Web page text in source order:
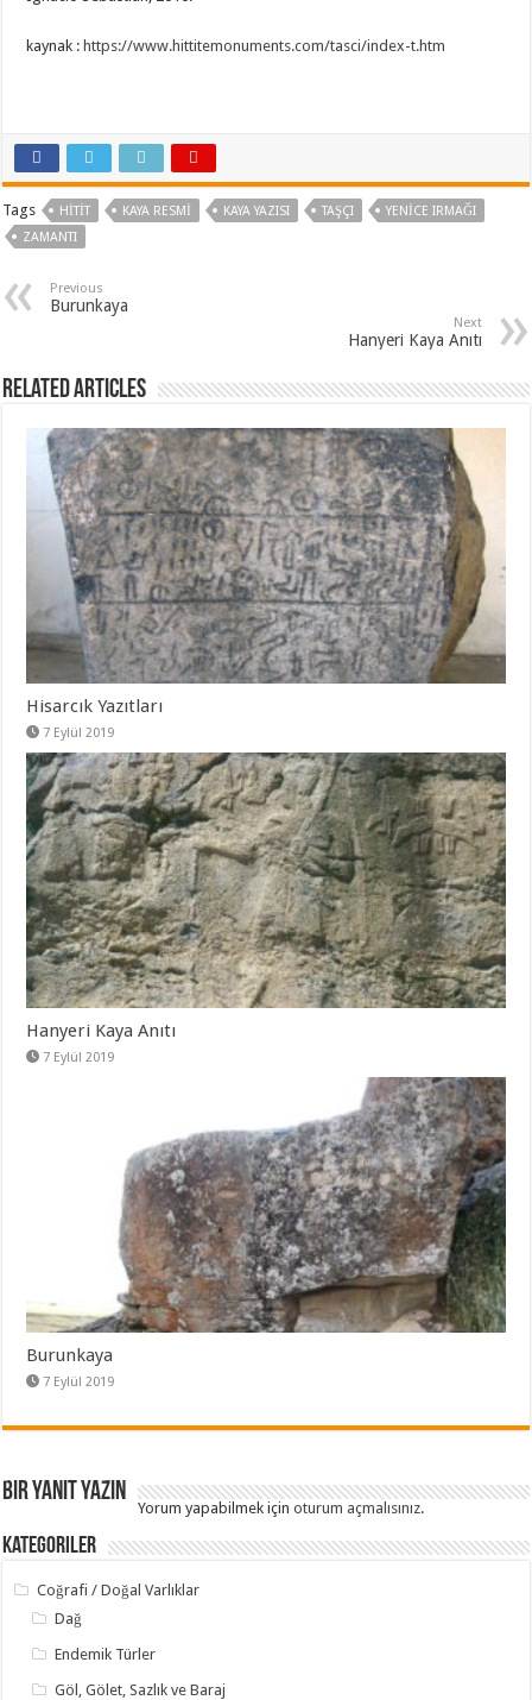
kaynak : https://www.hittitemonuments.com/tasci/index-t.htm
Tags HITIT KAYA RESMI KAYA YAZISI TAŞÇI
YENICE IRMAĞI
ZAMANTI
Previous
Burunkaya
Next
Hanyeri Kaya Anıtı
Related Articles
Hisarcık Yazıtları
7 Eylül 2019
Hanyeri Kaya Anıtı
7 Eylül 2019
Burunkaya
7 Eylül 2019
Bir yanıt yazın
Yorum yapabilmek içinoturum açmalısınız.
Kategoriler
Coğrafi / Doğal Varlıklar
Dağ
Endemik Türler
Göl, Gölet, Sazlık ve Baraj